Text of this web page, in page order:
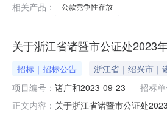
相关产品：
公款竞争性存放
关于浙江省诸暨市公证处2023
招标｜招标公告
浙江省｜绍兴市｜
项目编号： 诸广和2023-09-23 招标单
正文内容： 关于浙江省诸暨市公证处